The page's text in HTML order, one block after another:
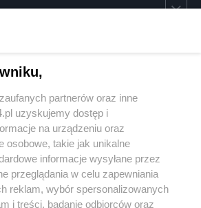
partnerów oraz inne
uzyskujemy dostęp i
na urządzeniu oraz
osobowe, takie jak unikalne
informacje wysyłane przez
przeglądania w celu zapewniania
reklam, wybór spersonalizowanych
i treści, badanie odbiorców oraz